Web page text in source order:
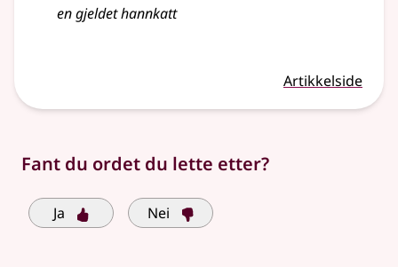
en gjeldet hannkatt
Artikkelside
Fant du ordet du lette etter?
Ja Nei